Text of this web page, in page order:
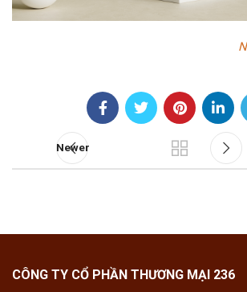
Newer
CÔNG TY CỔ PHẦN THƯƠNG MẠI 236